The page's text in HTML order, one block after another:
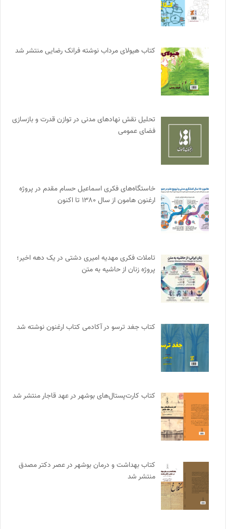
کتاب هیولای مرداب نوشته فرانک رضایی منتشر شد
تحلیل نقش نهادهای مدنی در توازن قدرت و بازسازی
فضای عمومی
خاستگاه‌های فکری اسماعیل حسام مقدم در پروژه
ارغنون هامون از سال ۱۳۸۰ تا اکنون
تاملات فکری مهدیه امیری دشتی در یک دهه اخیر؛
پروژه زنان از حاشیه به متن
کتاب جغد ترسو در آکادمی کتاب ارغنون نوشته شد
کتاب کارت‌پستال‌های بوشهر در عهد قاجار منتشر شد
کتاب بهداشت و درمان بوشهر در عصر دکتر مصدق
منتشر شد